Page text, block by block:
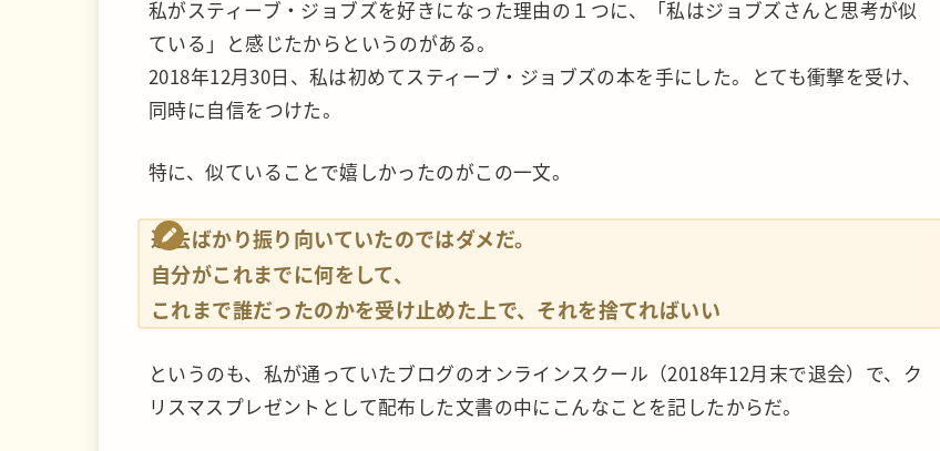
私がスティーブ・ジョブズを好きになった理由の１つに、「私はジョブズさんと思考が似
ている」と感じたからというのがある。
2018年12月30日、私は初めてスティーブ・ジョブズの本を手にした。とても衝撃を受け、
同時に自信をつけた。
特に、似ていることで嬉しかったのがこの一文。
過去ばかり振り向いていたのではダメだ。
自分がこれまでに何をして、
これまで誰だったのかを受け止めた上で、それを捨てればいい
というのも、私が通っていたブログのオンラインスクール（2018年12月末で退会）で、ク
リスマスプレゼントとして配布した文書の中にこんなことを記したからだ。